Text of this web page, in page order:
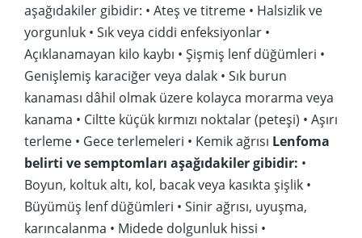
aşağıdakiler gibidir: • Ateş ve titreme • Halsizlik ve
yorgunluk • Sık veya ciddi enfeksiyonlar •
Açıklanamayan kilo kaybı • Şişmiş lenf düğümleri •
Genişlemiş karaciğer veya dalak • Sık burun
kanaması dâhil olmak üzere kolayca morarma veya
kanama • Ciltte küçük kırmızı noktalar (peteşi) • Aşırı
terleme • Gece terlemeleri • Kemik ağrısı Lenfoma
belirti ve semptomları aşağıdakiler gibidir: •
Boyun, koltuk altı, kol, bacak veya kasıkta şişlik •
Büyümüş lenf düğümleri • Sinir ağrısı, uyuşma,
karıncalanma • Midede dolgunluk hissi •